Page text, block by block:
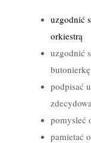
uzgodnić
orkiestrą
uzgodnić
podpisać
pomysleć
pamietać